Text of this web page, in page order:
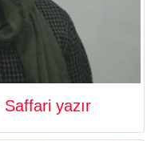
Saffari yazır